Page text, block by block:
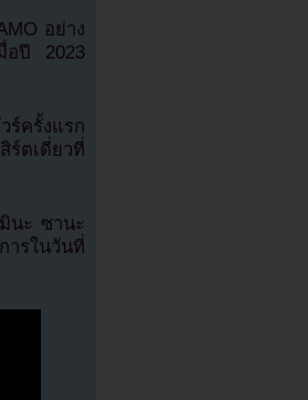
อย่าง
อปี 2023
ร์ครั้งแรก
ตเดี่ยวที่
นะ ซานะ
ารในวันที่